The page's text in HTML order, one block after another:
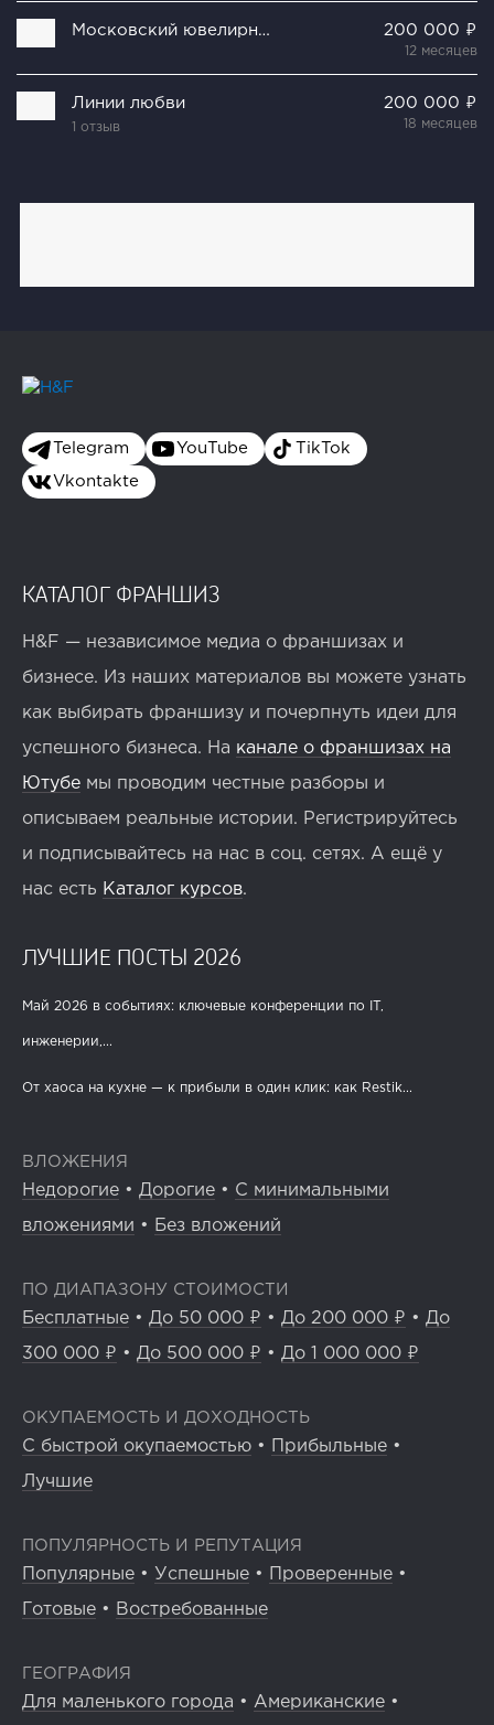
Московский ювелирный завод 200 000 ₽
12 месяцев
Линии любви
1 отзыв
200 000 ₽
18 месяцев
Telegram YouTube TikTok
Vkontakte
КАТАЛОГ ФРАНШИЗ
H&F — независимое медиа о франшизах и
бизнесе. Из наших материалов вы можете узнать
как выбирать франшизу и почерпнуть идеи для
успешного бизнеса. На канале о франшизах на
Ютубе мы проводим честные разборы и
описываем реальные истории. Регистрируйтесь
и подписывайтесь на нас в соц. сетях. А ещё у
нас есть Каталог курсов.
ЛУЧШИЕ ПОСТЫ 2026
Май 2026 в событиях: ключевые конференции по IT,
инженерии,...
От хаоса на кухне — к прибыли в один клик: как Restik...
ВЛОЖЕНИЯ
Недорогие • Дорогие • С минимальными
вложениями • Без вложений
ПО ДИАПАЗОНУ СТОИМОСТИ
Бесплатные • До 50 000 ₽ • До 200 000 ₽ • До
300 000 ₽ • До 500 000 ₽ • До 1 000 000 ₽
ОКУПАЕМОСТЬ И ДОХОДНОСТЬ
С быстрой окупаемостью • Прибыльные •
Лучшие
ПОПУЛЯРНОСТЬ И РЕПУТАЦИЯ
Популярные • Успешные • Проверенные •
Готовые • Востребованные
ГЕОГРАФИЯ
Для маленького города • Американские •